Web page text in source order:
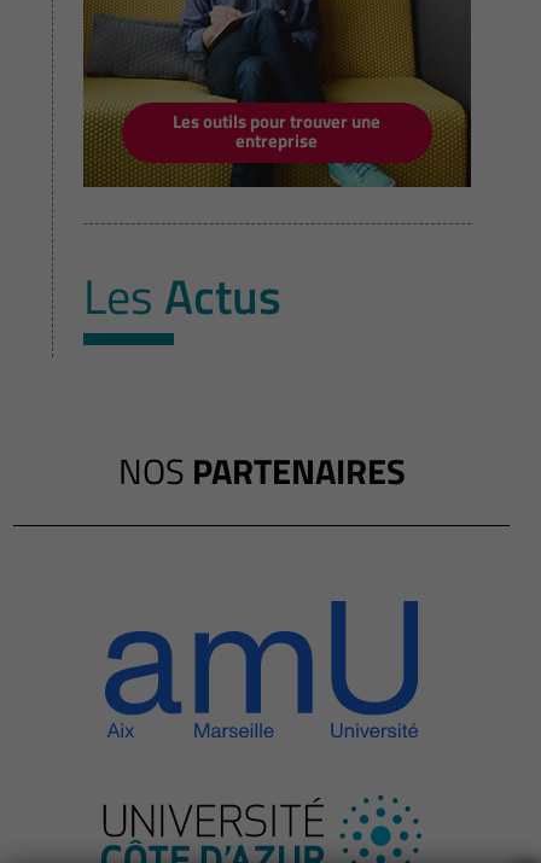
Les outils pour trouver une
entreprise
LesActus
NOS PARTENAIRES